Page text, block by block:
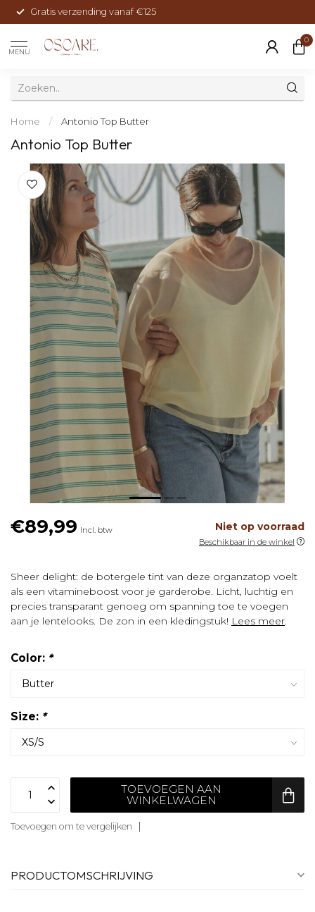
Gratis verzending vanaf €125
MENU
0
Home / Antonio Top Butter
Antonio Top Butter
€89,99 Incl. btw Niet op voorraad
Beschikbaar in de winkel
Sheer delight: de botergele tint van deze organzatop voelt
als een vitamineboost voor je garderobe. Licht, luchtig en
precies transparant genoeg om spanning toe te voegen
aan je lentelooks. De zon in een kledingstuk! Lees meer.
Color: *
Size: *
TOEVOEGEN AAN
WINKELWAGEN
Toevoegen om te vergelijken
PRODUCTOMSCHRIJVING